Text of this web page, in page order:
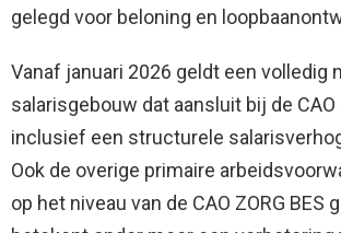
gelegd voor beloning en
Vanaf januari 2026 geldt een volledig
salarisgebouw dat aansluit bij de CAO
inclusief een structurele
Ook de overige primaire
op het niveau van de CAO ZORG BES